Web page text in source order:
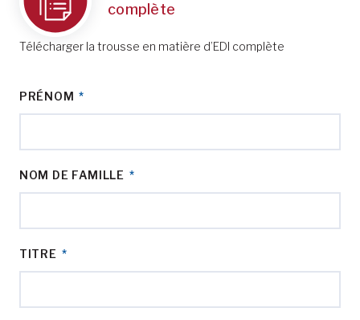
complète
Télécharger la trousse en matière d’EDI complète
PRÉNOM *
NOM DE FAMILLE *
TITRE *